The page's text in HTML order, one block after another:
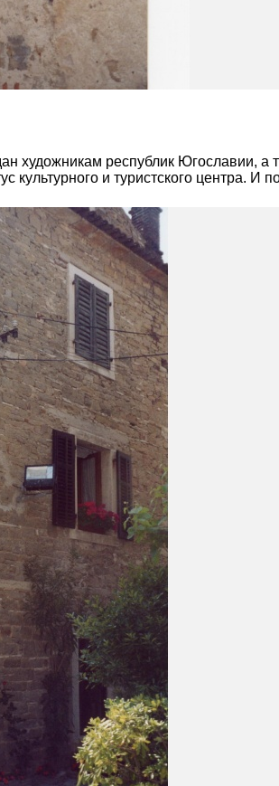
художникам республик Югославии, а
культурного и туристского центра. И